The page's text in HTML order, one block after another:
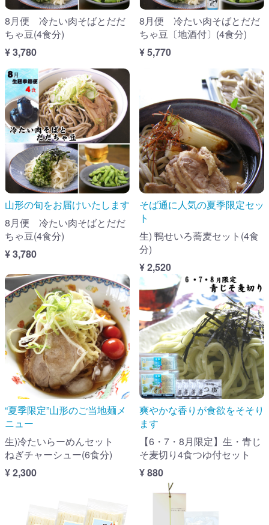
8月便 冷たい肉そばとだだ
ちゃ豆(4食分)
¥ 3,780
8月便 冷たい肉そばとだだ
ちゃ豆〔地酒付〕(4食分)
¥ 5,770
山形の旬をお届けいたします
8月便 冷たい肉そばとだだ
ちゃ豆(4食分)
¥ 3,780
そば通に人気の夏季限定セッ
ト
生) 鴨せいろ蕎麦セット(4食
分)
¥ 2,520
“夏季限定”山形のご当地麺メ
ニュー
生)冷たいらーめんセット
ねぎチャーシュー(6食分)
¥ 2,300
爽やかな香りが食欲をそそり
ます
【6・7・8月限定】生・青じ
そ麦切り4食つゆ付セット
¥ 880